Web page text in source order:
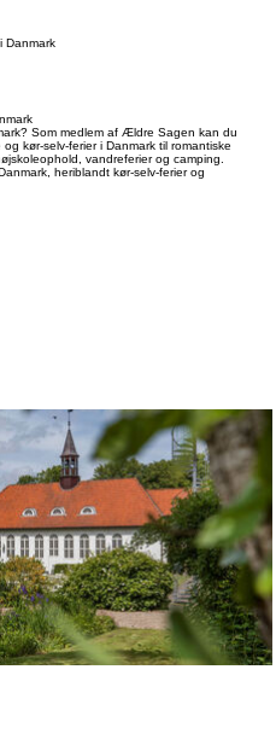
Danmark
Som medlem af Ældre Sagen kan du
kør-selv-ferier i Danmark til romantiske
vandreferier og camping.
heriblandt kør-selv-ferier og